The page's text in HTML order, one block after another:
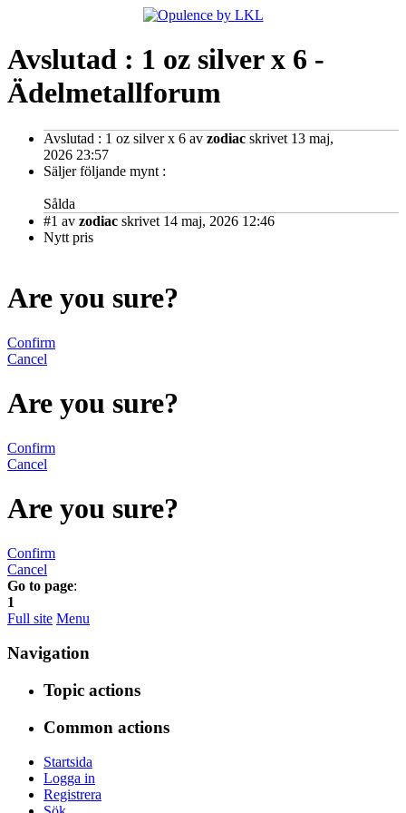
Avslutad : 1 oz silver x 6 -
Ädelmetallforum
Avslutad : 1 oz silver x 6 av zodiac skrivet 13 maj,
2026 23:57
Säljer följande mynt :
Sålda
#1 av zodiac skrivet 14 maj, 2026 12:46
Nytt pris
Are you sure?
Confirm
Cancel
Are you sure?
Confirm
Cancel
Are you sure?
Confirm
Cancel
Go to page:
1
Full site Menu
Navigation
Topic actions
Common actions
Startsida
Logga in
Registrera